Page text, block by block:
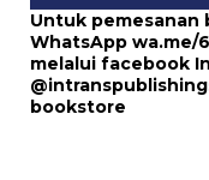
Untuk pemesanan
WhatsApp wa.me/
melalui facebook
bookstore